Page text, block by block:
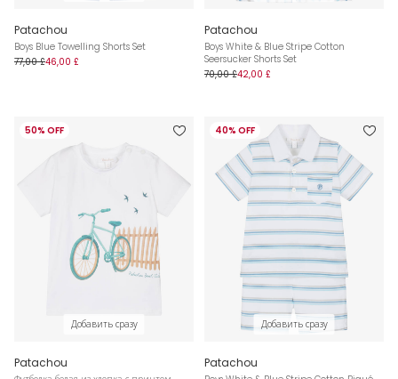
Patachou
Boys Blue Towelling Shorts Set
77,00 £46,00 £
Patachou
Boys White & Blue Stripe Cotton
Seersucker Shorts Set
70,00 £42,00 £
50% OFF
Добавить сразу
Patachou
40% OFF
Добавить сразу
Patachou